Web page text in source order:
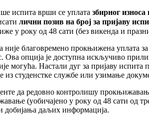
испита врши се уплата збирног износа
лични позив на број за пријаву
у року од 48 сати (без викенда и
није благовремено прокњижена уплата
Ова опција је доступна искључиво
могућа. Настали дуг за пријаву
из студенстке службе или узимање
да редовно контролишу
(уобичајено у року од 48 сати од
добијања даљих информација.